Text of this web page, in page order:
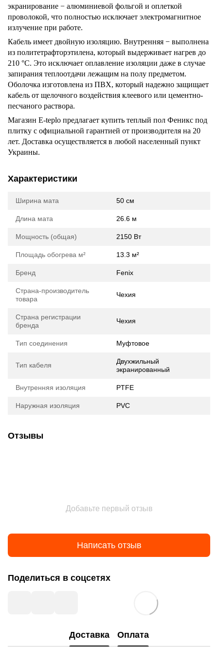
экранирование − алюминиевой фольгой и оплеткой
проволокой, что полностью исключает электромагнитное
излучение при работе.
Кабель имеет двойную изоляцию. Внутренняя − выполнена
из политетрафторэтилена, который выдерживает нагрев до
210 °C. Это исключает оплавление изоляции даже в случае
запирания теплоотдачи лежащим на полу предметом.
Оболочка изготовлена из ПВХ, который надежно защищает
кабель от щелочного воздействия клеевого или цементно-
песчаного раствора.
Магазин E-teplo предлагает купить теплый пол Феникс под
плитку с официальной гарантией от производителя на 20
лет. Доставка осуществляется в любой населенный пункт
Украины.
Характеристики
Ширина мата 50 см
Длина мата 26.6 м
Мощность (общая) 2150 Вт
Площадь обогрева м² 13.3 м²
Бренд Fenix
Страна-производитель
товара
Чехия
Страна регистрации
бренда
Чехия
Тип соединения Муфтовое
Тип кабеля
Двухжильный
экранированный
Внутренняя изоляция PTFE
Наружная изоляция PVC
Отзывы
Добавьте первый отзыв
Написать отзыв
Поделиться в соцсетях
Доставка Оплата